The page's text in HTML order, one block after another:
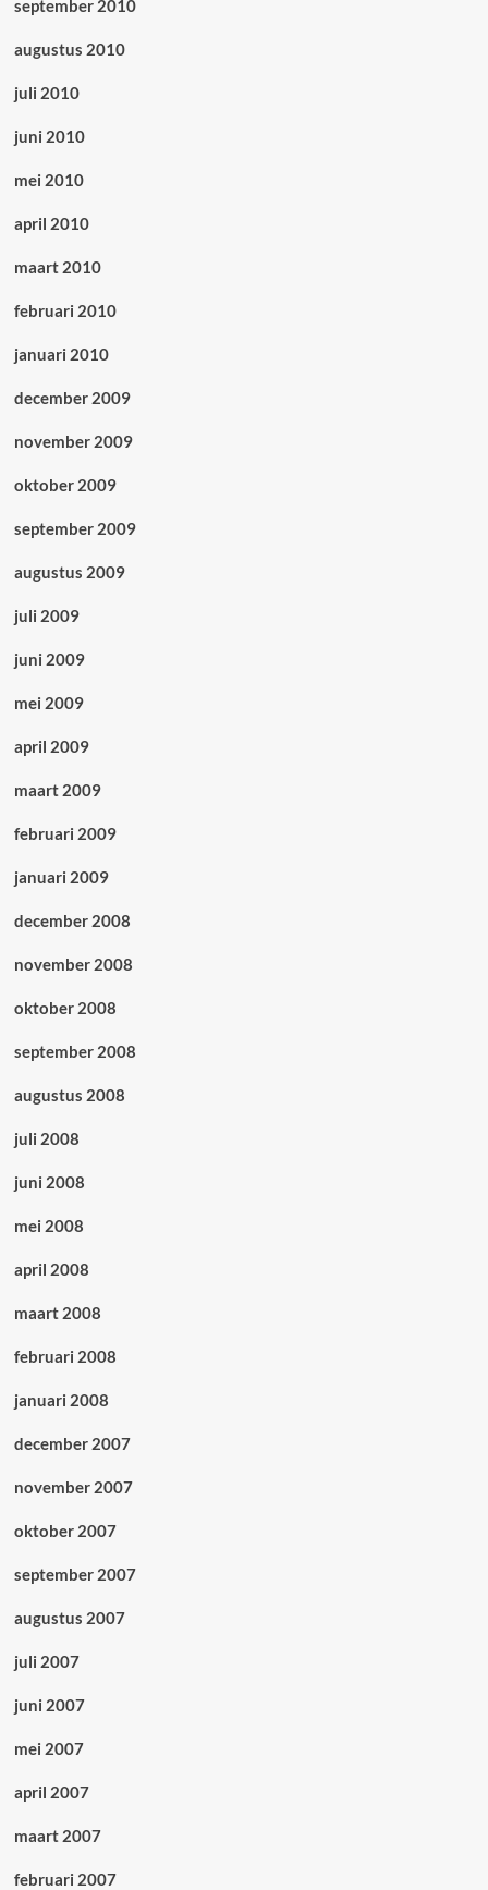
september 2010
augustus 2010
juli 2010
juni 2010
mei 2010
april 2010
maart 2010
februari 2010
januari 2010
december 2009
november 2009
oktober 2009
september 2009
augustus 2009
juli 2009
juni 2009
mei 2009
april 2009
maart 2009
februari 2009
januari 2009
december 2008
november 2008
oktober 2008
september 2008
augustus 2008
juli 2008
juni 2008
mei 2008
april 2008
maart 2008
februari 2008
januari 2008
december 2007
november 2007
oktober 2007
september 2007
augustus 2007
juli 2007
juni 2007
mei 2007
april 2007
maart 2007
februari 2007